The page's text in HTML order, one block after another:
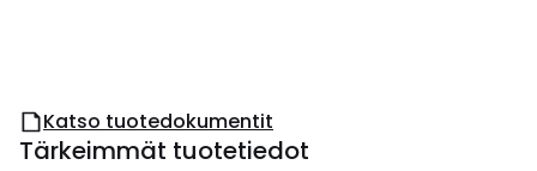
Katso tuotedokumentit
Tärkeimmät tuotetiedot